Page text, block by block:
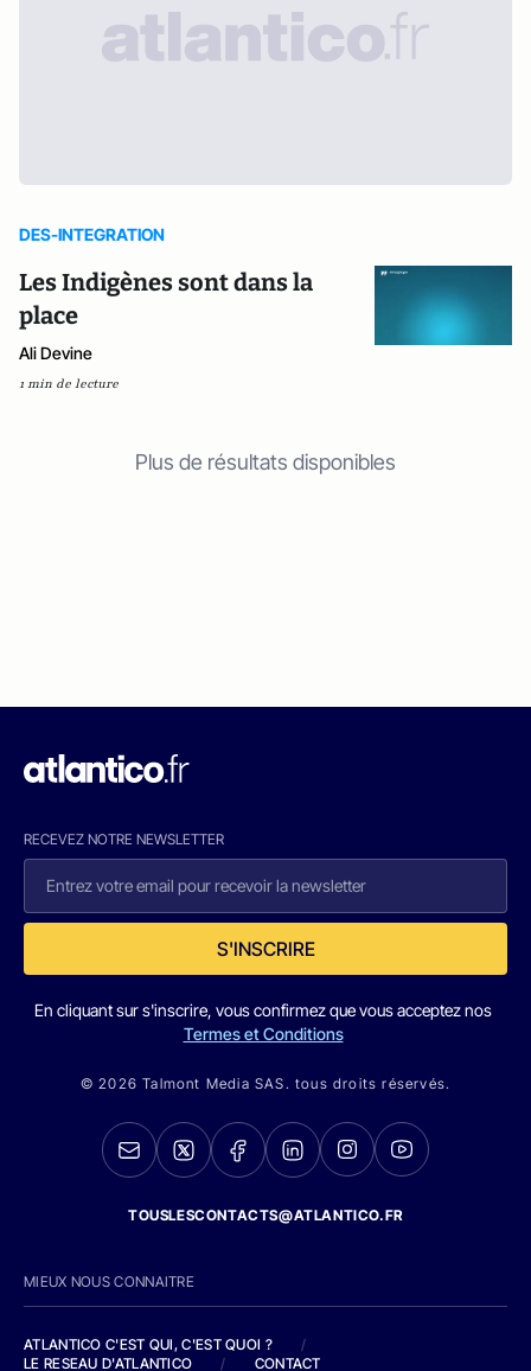
DES-INTEGRATION
Les Indigènes sont dans la
place
Ali Devine
1 min de lecture
Plus de résultats disponibles
RECEVEZ NOTRE NEWSLETTER
S'INSCRIRE
En cliquant sur s'inscrire, vous confirmez que vous acceptez nos
Termes et Conditions
© 2026 Talmont Media SAS. tous droits réservés.
TOUSLESCONTACTS@ATLANTICO.FR
MIEUX NOUS CONNAITRE
ATLANTICO C'EST QUI, C'EST QUOI ?
/
LE RESEAU D'ATLANTICO
/ CONTACT